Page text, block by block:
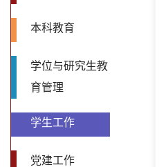
本科教育
学位与研究生教
育管理
学生工作
党建工作